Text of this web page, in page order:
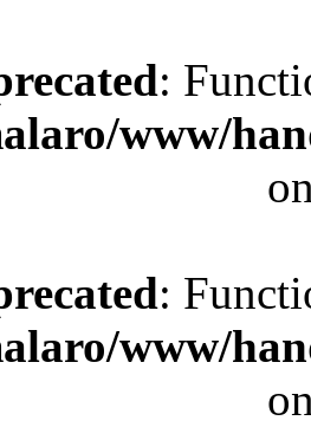
:
www/
:
www/